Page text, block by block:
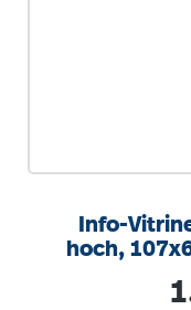
Info-
hoch,